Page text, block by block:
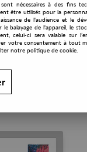
nécessaires à des fins
être utilisés pour la
de l'audience et le
balayage de l'appareil, le
celui-ci sera valable sur
votre consentement à tout
notre politique de cookie.